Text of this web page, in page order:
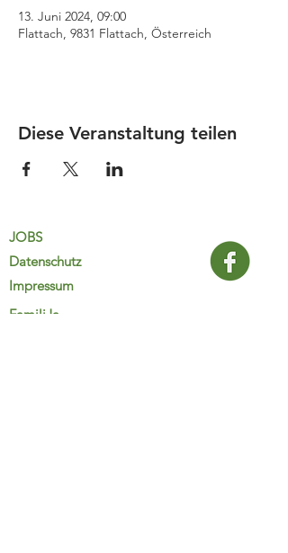
13. Juni 2024, 09:00
Flattach, 9831 Flattach, Österreich
Diese Veranstaltung teilen
JOBS
Datenschutz
Impressum
FamiliJa